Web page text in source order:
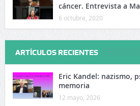
cáncer. Entrevista a
6 octubre, 2020
ARTÍCULOS RECIENTES
Eric Kandel: nazismo,
memoria
12 mayo, 2026